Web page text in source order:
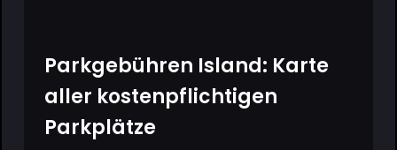
Parkgebühren Island: Karte
aller kostenpflichtigen
Parkplätze